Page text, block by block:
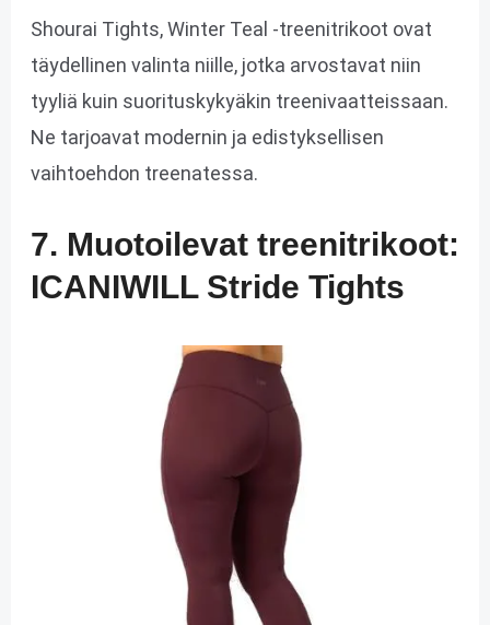
Shourai Tights, Winter Teal -treenitrikoot ovat
täydellinen valinta niille, jotka arvostavat niin
tyyliä kuin suorituskykyäkin treenivaatteissaan.
Ne tarjoavat modernin ja edistyksellisen
vaihtoehdon treenatessa.
7. Muotoilevat treenitrikoot:
ICANIWILL Stride Tights